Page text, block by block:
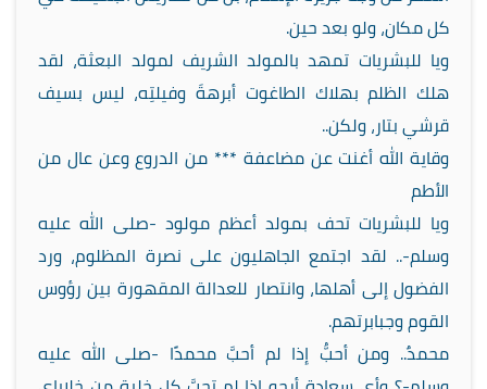
كل مكان، ولو بعد حين.
ويا للبشريات تمهد بالمولد الشريف لمولد البعثة، لقد
هلك الظلم بهلاك الطاغوت أبرهةَ وفيلتِه، ليس بسيف
قرشي بتار، ولكن..
وقاية الله أغنت عن مضاعفة *** من الدروع وعن عال من
الأطم
ويا للبشريات تحف بمولد أعظم مولود -صلى الله عليه
وسلم-.. لقد اجتمع الجاهليون على نصرة المظلوم، ورد
الفضول إلى أهلها، وانتصار للعدالة المقهورة بين رؤوس
القوم وجبابرتهم.
محمدٌ.. ومن أحبُّ إذا لم أحبَّ محمدًا -صلى الله عليه